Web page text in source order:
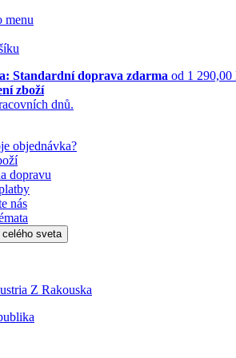
menu
Standardní doprava zdarma od 1 290,00
zboží
dnů.
objednávka?
dopravu
nás
Z Rakouska